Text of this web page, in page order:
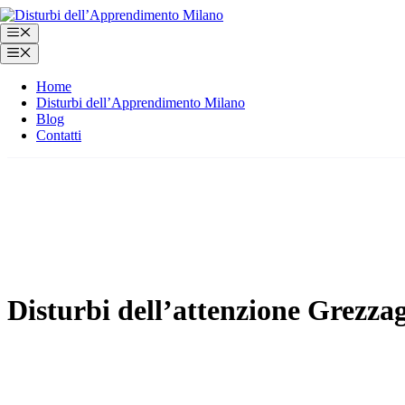
Vai
al
contenuto
Menu
Menu
Home
Disturbi dell’Apprendimento Milano
Blog
Contatti
Disturbi dell’attenzione